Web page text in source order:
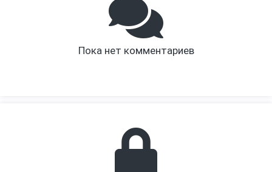
Пока нет комментариев